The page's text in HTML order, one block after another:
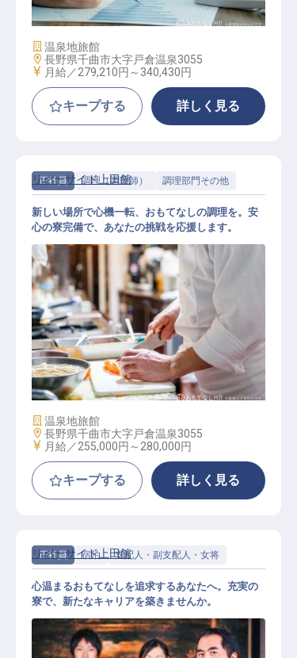
施設業態
温泉地旅館
勤務地
長野県千曲市大字戸倉温泉3055
給与
月給／279,210円～ 340,430円
キープする 詳しく見る
正社員 調理（調理師） 調理部門その他
調理スタッフ（一般）
リバーサイド上田館
新しい場所で心機一転、おもてなしの調理を。安
心の寮完備で、あなたの挑戦を応援します。
施設業態
温泉地旅館
勤務地
長野県千曲市大字戸倉温泉3055
給与
月給／255,000円～ 280,000円
キープする 詳しく見る
正社員 宿泊 支配人・副支配人・女将
リバーサイド上田館
心温まるおもてなしを追求するあなたへ。充実の
寮で、新たなキャリアを築きませんか。